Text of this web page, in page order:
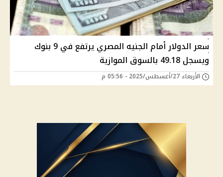
سعر الدولار أمام الجنيه المصري يرتفع في 9 بنوك
ويسجل 49.18 بالسوق الموازية
الأربعاء 27/أغسطس/2025 - 05:56 م